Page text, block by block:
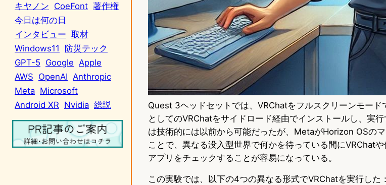
キヤノン CoeFont 著作権
今日は何の日
インタビュー 取材
Windows11
防災テック
GPT-5 Google Apple
AWS OpenAI Anthropic
Meta Microsoft
Android XR Nvidia 総説
Quest 3ヘッドセットでは、VRChatをフルスクリーンモード
としてのVRChatをサイドロード経由でインストールし、実
は技術的には以前から可能だったが、MetaがHorizon OSの
ことで、異なる没入型世界で何かを待っている間にVRChat
アプリをチェックすることが容易になっている。
この実験では、以下の4つの異なる形式でVRChatを実行した：